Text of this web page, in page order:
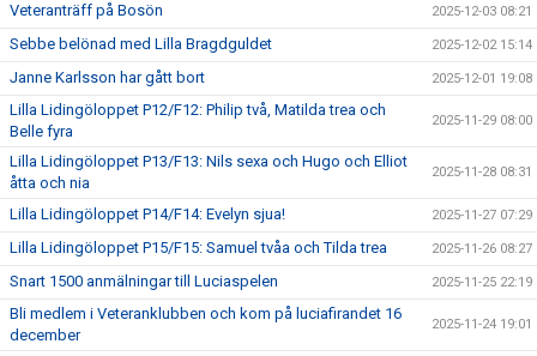
Veteranträff på Bosön 2025-12-03 08:21
Sebbe belönad med Lilla Bragdguldet 2025-12-02 15:14
Janne Karlsson har gått bort 2025-12-01 19:08
Lilla Lidingöloppet P12/F12: Philip två, Matilda trea och
Belle fyra
2025-11-29 08:00
Lilla Lidingöloppet P13/F13: Nils sexa och Hugo och Elliot
åtta och nia
2025-11-28 08:31
Lilla Lidingöloppet P14/F14: Evelyn sjua! 2025-11-27 07:29
Lilla Lidingöloppet P15/F15: Samuel tvåa och Tilda trea 2025-11-26 08:27
Snart 1500 anmälningar till Luciaspelen 2025-11-25 22:19
Bli medlem i Veteranklubben och kom på luciafirandet 16
december
2025-11-24 19:01